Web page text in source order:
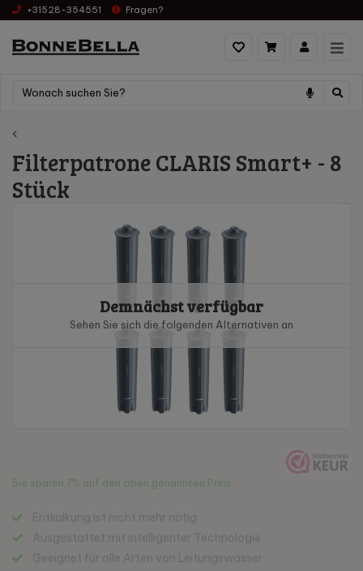
+31528-354551 Fragen?
Filterpatrone CLARIS Smart+ - 8
Stück
Demnächst verfügbar
Sehen Sie sich die folgenden Alternativen an
Sie sparen 7% auf den oben genannten Preis